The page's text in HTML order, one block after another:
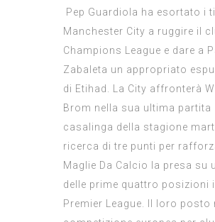
Pep Guardiola ha esortato i
Manchester City a ruggire il
Champions League e dare a
Zabaleta un appropriato
di Etihad. La City affronterà
Brom nella sua ultima partita
casalinga della stagione
ricerca di tre punti per
Maglie Da Calcio
la presa su
delle prime quattro posizioni
Premier League. Il loro posto